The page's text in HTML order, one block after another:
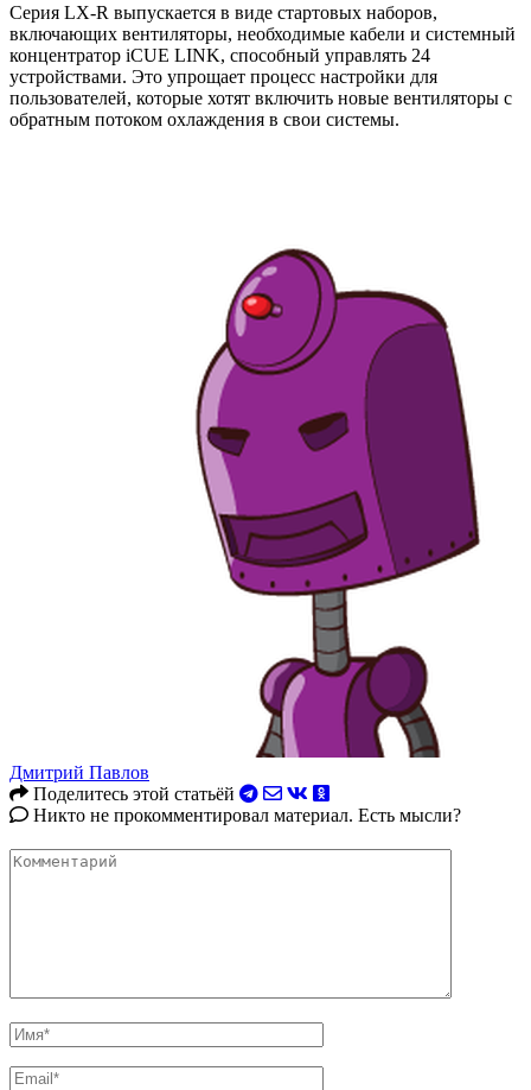
Серия LX-R выпускается в виде стартовых наборов,
включающих вентиляторы, необходимые кабели и системный
концентратор iCUE LINK, способный управлять 24
устройствами. Это упрощает процесс настройки для
пользователей, которые хотят включить новые вентиляторы с
обратным потоком охлаждения в свои системы.
Дмитрий Павлов
Поделитесь этой статьёй
Никто не прокомментировал материал. Есть мысли?